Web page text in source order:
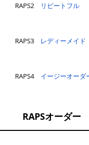
RAPS2 リピートフル
​RAPS3 レディーメイド
​RAPS4 イージーオーダ
RAPSオーダー